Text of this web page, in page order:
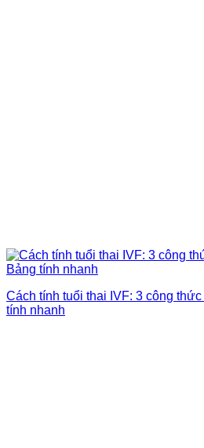
Cách tính tuổi thai IVF: 3 công
tính nhanh